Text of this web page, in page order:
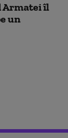
Armatei îl
un